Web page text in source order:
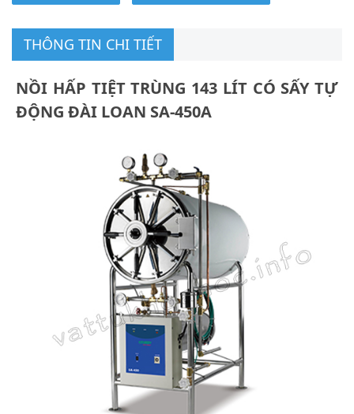
THÔNG TIN CHI TIẾT
NỒI HẤP TIỆT TRÙNG 143 LÍT CÓ SẤY TỰ
ĐỘNG ĐÀI LOAN SA-450A